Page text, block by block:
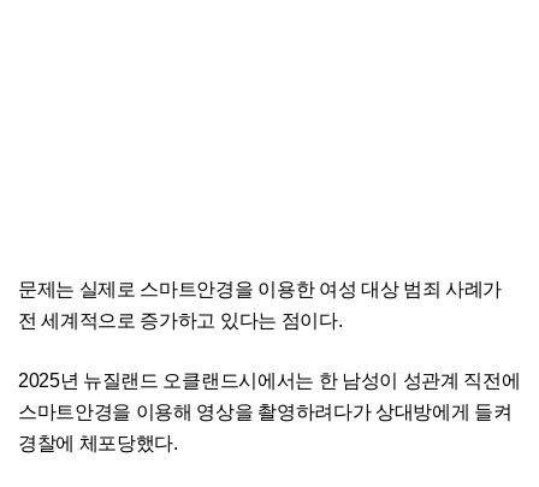
문제는 실제로 스마트안경을 이용한 여성 대상 범죄 사례가
전 세계적으로 증가하고 있다는 점이다.
2025년 뉴질랜드 오클랜드시에서는 한 남성이 성관계 직전에
스마트안경을 이용해 영상을 촬영하려다가 상대방에게 들켜
경찰에 체포당했다.